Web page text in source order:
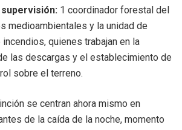
1 coordinador forestal del
medioambientales y la unidad de
quienes trabajan en la
las descargas y el establecimiento de
sobre el terreno.
se centran ahora mismo en
de la caída de la noche, momento